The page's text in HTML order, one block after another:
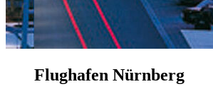
Flughafen Nürnberg